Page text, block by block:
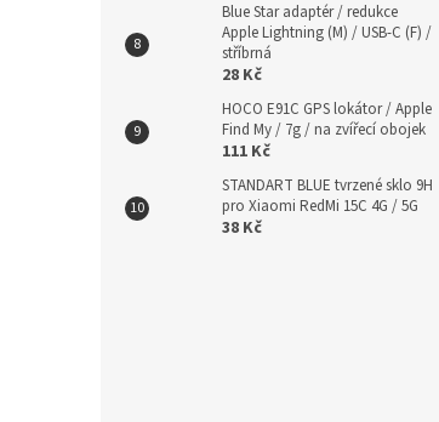
Blue Star adaptér / redukce
Apple Lightning (M) / USB-C (F) /
stříbrná
28 Kč
HOCO E91C GPS lokátor / Apple
Find My / 7g / na zvířecí obojek
111 Kč
STANDART BLUE tvrzené sklo 9H
pro Xiaomi RedMi 15C 4G / 5G
38 Kč